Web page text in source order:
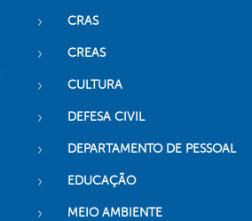
CRAS
CREAS
CULTURA
DEFESA CIVIL
DEPARTAMENTO DE PESSOAL
EDUCAÇÃO
MEIO AMBIENTE